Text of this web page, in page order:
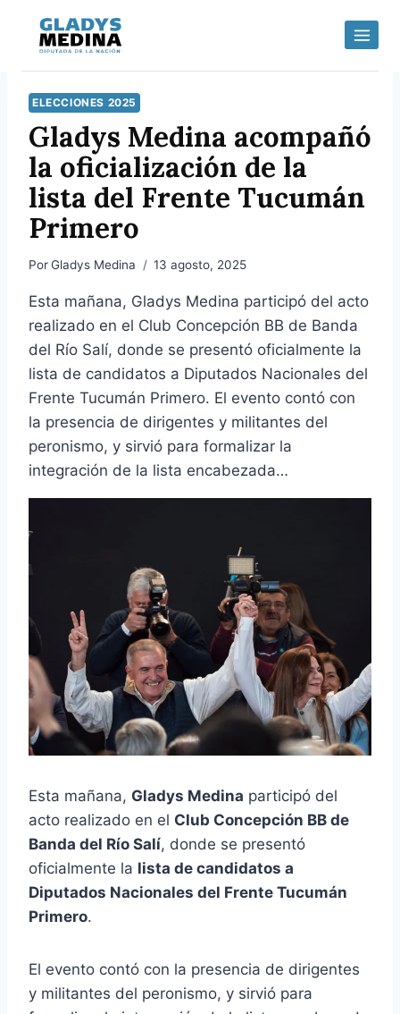
ELECCIONES 2025
Gladys Medina acompañó
la oficialización de la
lista del Frente Tucumán
Primero
PorGladys Medina 13 agosto, 2025
Esta mañana, Gladys Medina participó del acto
realizado en el Club Concepción BB de Banda
del Río Salí, donde se presentó oficialmente la
lista de candidatos a Diputados Nacionales del
Frente Tucumán Primero. El evento contó con
la presencia de dirigentes y militantes del
peronismo, y sirvió para formalizar la
integración de la lista encabezada…
Esta mañana, Gladys Medina participó del
acto realizado en el Club Concepción BB de
Banda del Río Salí, donde se presentó
oficialmente la lista de candidatos a
Diputados Nacionales del Frente Tucumán
Primero.
El evento contó con la presencia de dirigentes
y militantes del peronismo, y sirvió para